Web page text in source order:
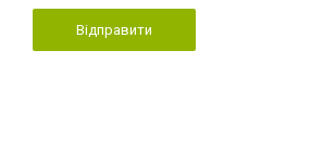
Відправити